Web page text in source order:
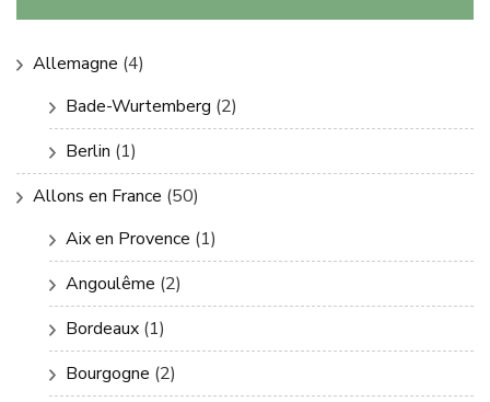
Allemagne (4)
Bade-Wurtemberg (2)
Berlin (1)
Allons en France (50)
Aix en Provence (1)
Angoulême (2)
Bordeaux (1)
Bourgogne (2)